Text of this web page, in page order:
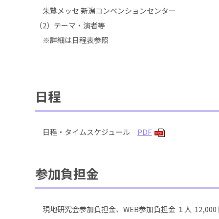
朱鷺メッセ 新潟コンベンションセンター
（2）テーマ・演者等
※詳細は日程表参照
日程
日程・タイムスケジュール PDF PDF
参加負担金
現地研究会参加負担金、WEB参加負担金 １人 12,000